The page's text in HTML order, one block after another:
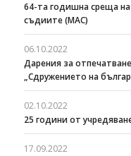
64-та годишна среща
съдиите (МАС)
06.10.2022
Дарения за
„Сдружението на
02.10.2022
25 години от
17.09.2022